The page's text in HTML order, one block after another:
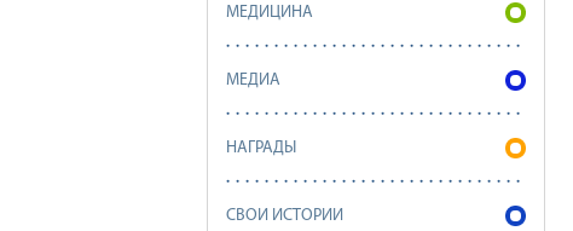
МЕДИЦИНА
МЕДИА
НАГРАДЫ
СВОИ ИСТОРИИ